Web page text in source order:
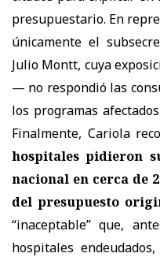
presupuestario. En
únicamente el
Julio Montt, cuya
— no respondió las
los programas
Finalmente, Cariola
hospitales pidieron
nacional en cerca de
del presupuesto
“inaceptable” que,
hospitales